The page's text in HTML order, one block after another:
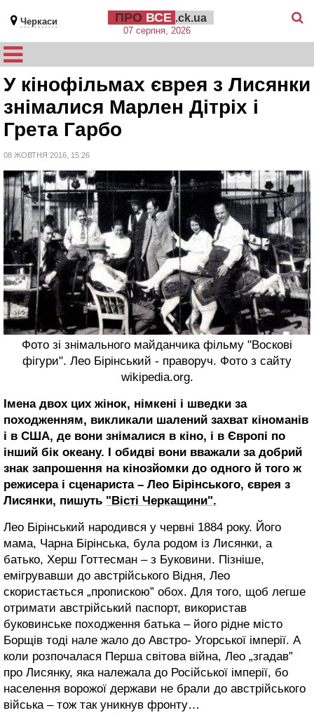
Черкаси ПРО ВСЕ .ck.ua
07 серпня, 2026
У кінофільмах єврея з Лисянки
знімалися Марлен Дітріх і
Грета Гарбо
08 ЖОВТНЯ 2016, 15:26
Фото зі знімального майданчика фільму "Воскові
фігури". Лео Бірінський - праворуч. Фото з сайту
wikipedia.org.
Імена двох цих жінок, німкені і шведки за
походженням, викликали шалений захват кіноманів
і в США, де вони знімалися в кіно, і в Європі по
інший бік океану. І обидві вони вважали за добрий
знак запрошення на кінозйомки до одного й того ж
режисера і сценариста – Лео Бірінського, єврея з
Лисянки, пишуть "Вісті Черкащини".
Лео Бірінський народився у червні 1884 року. Його
мама, Чарна Бірінська, була родом із Лисянки, а
батько, Херш Готтесман – з Буковини. Пізніше,
емігрувавши до австрійського Відня, Лео
скористається „пропискою” обох. Для того, щоб легше
отримати австрійський паспорт, використав
буковинське походження батька – його рідне місто
Борщів тоді нале жало до Австро- Угорської імперії. А
коли розпочалася Перша світова війна, Лео „згадав”
про Лисянку, яка належала до Російської імперії, бо
населення ворожої держави не брали до австрійського
війська – тож так уникнув фронту…